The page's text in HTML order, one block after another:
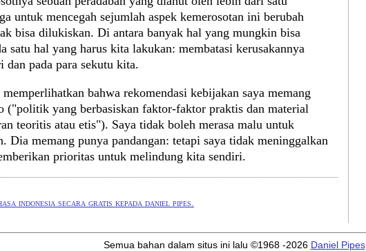
untuk mencegah sejumlah aspek kemerosotan ini berubah
bisa dilukiskan. Di antara banyak hal yang mungkin bisa
satu hal yang harus kita lakukan: membatasi kerusakannya
dan pada para sekutu kita.
bahwa rekomendasi kebijakan saya memang
("politik yang berbasiskan faktor-faktor praktis dan material
teoritis atau etis"). Saya tidak boleh merasa malu untuk
Dia memang punya pandangan: tetapi saya tidak meninggalkan
prioritas untuk melindung kita sendiri.
indonesia secara gratis kepada daniel pipes.
Semua bahan dalam situs ini lalu ©1968 -2026 Daniel Pipes.